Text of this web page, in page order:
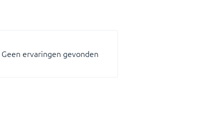
Geen ervaringen gevonden